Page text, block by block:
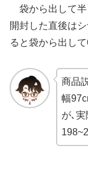
袋から出して半
開封した直後は
ると袋から出し
商品
幅
が､